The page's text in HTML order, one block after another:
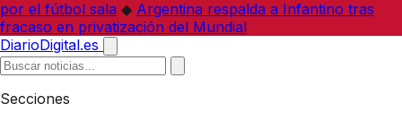
por el fútbol sala ◆ Argentina respalda a Infantino tras
fracaso en privatización del Mundial
DiarioDigital.es
Secciones